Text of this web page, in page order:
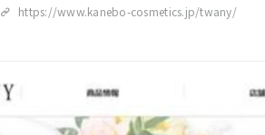
https://www.kanebo-cosmetics.jp/twany/